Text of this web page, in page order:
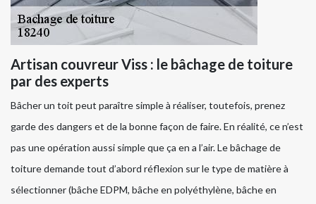
Artisan couvreur Viss : le bâchage de toiture
par des experts
Bâcher un toit peut paraître simple à réaliser, toutefois, prenez
garde des dangers et de la bonne façon de faire. En réalité, ce n’est
pas une opération aussi simple que ça en a l’air. Le bâchage de
toiture demande tout d’abord réflexion sur le type de matière à
sélectionner (bâche EDPM, bâche en polyéthylène, bâche en